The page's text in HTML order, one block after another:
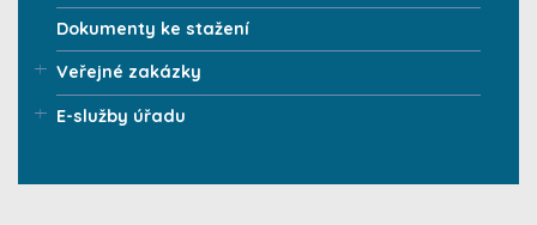
Dokumenty ke stažení
Veřejné zakázky
E-služby úřadu